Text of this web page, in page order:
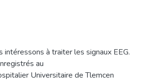
intéressons à traiter les signaux EEG.
au
Universitaire de Tlemcen